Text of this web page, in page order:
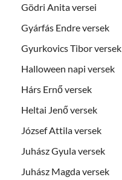
Gödri Anita versei
Gyárfás Endre versek
Gyurkovics Tibor versek
Halloween napi versek
Hárs Ernő versek
Heltai Jenő versek
József Attila versek
Juhász Gyula versek
Juhász Magda versek